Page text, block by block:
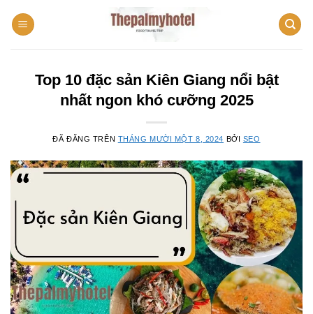
đến
Top 10 đặc sản Kiên Giang nổi bật
nhất ngon khó cưỡng 2025
ĐÃ ĐĂNG TRÊN THÁNG MƯỜI MỘT 8, 2024 BỞI SEO